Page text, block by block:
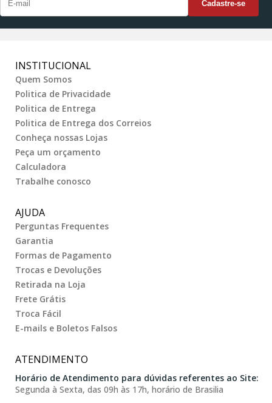
INSTITUCIONAL
Quem Somos
Politica de Privacidade
Politica de Entrega
Politica de Entrega dos Correios
Conheça nossas Lojas
Peça um orçamento
Calculadora
Trabalhe conosco
AJUDA
Perguntas Frequentes
Garantia
Formas de Pagamento
Trocas e Devoluções
Retirada na Loja
Frete Grátis
Troca Fácil
E-mails e Boletos Falsos
ATENDIMENTO
Horário de Atendimento para dúvidas referentes ao Site:
Segunda à Sexta, das 09h às 17h, horário de Brasilia